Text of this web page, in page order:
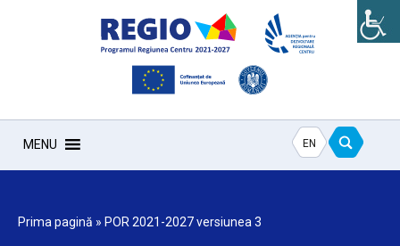
MENU EN
Prima pagină » POR 2021-2027 versiunea 3